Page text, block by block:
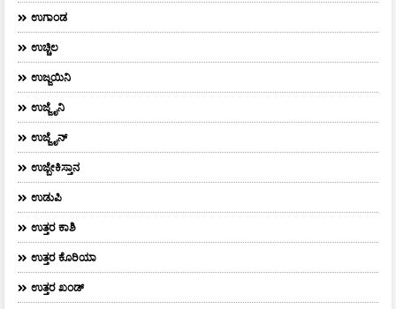
ಉಗಾಂಡ
ಉಚ್ಚಿಲ
ಉಜ್ಜಯಿನಿ
ಉಜ್ಜೈನಿ
ಉಜ್ಜೈನ್
ಉಜ್ಬೇಕಿಸ್ತಾನ
ಉಡುಪಿ
ಉತ್ತರ ಕಾಶಿ
ಉತ್ತರ ಕೊರಿಯಾ
ಉತ್ತರ ಖಂಡ್